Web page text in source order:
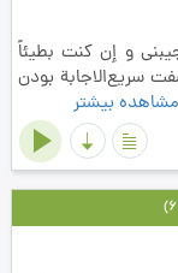
و إن كنت بطيئاً
به صفت سريع‌الاجابة بودن
مشاهده بیشتر